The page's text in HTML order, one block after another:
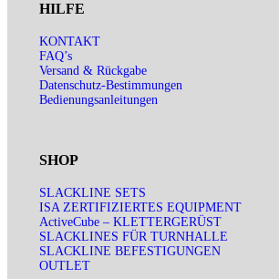
HILFE
KONTAKT
FAQ’s
Versand & Rückgabe
Datenschutz-Bestimmungen
Bedienungsanleitungen
SHOP
SLACKLINE SETS
ISA ZERTIFIZIERTES EQUIPMENT
ActiveCube – KLETTERGERÜST
SLACKLINES FÜR TURNHALLE
SLACKLINE BEFESTIGUNGEN
OUTLET